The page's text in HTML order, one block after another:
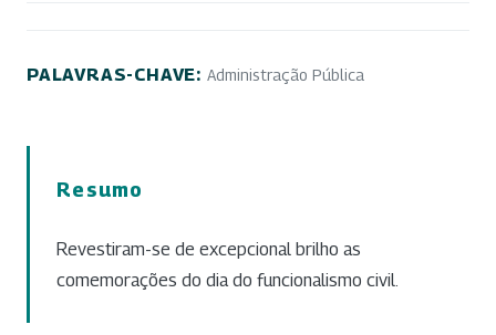
PALAVRAS-CHAVE: Administração Pública
Resumo
Revestiram-se de excepcional brilho as
comemorações do dia do funcionalismo civil.